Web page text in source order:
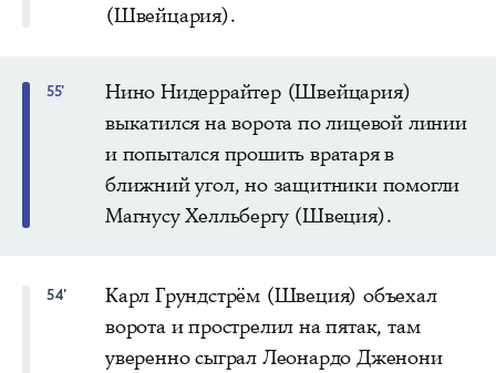
(Швейцария).
55'
Нино Нидеррайтер (Швейцария)
выкатился на ворота по лицевой линии
и попытался прошить вратаря в
ближний угол, но защитники помогли
Магнусу Хелльбергу (Швеция).
54'
Карл Грундстрём (Швеция) объехал
ворота и прострелил на пятак, там
уверенно сыграл Леонардо Дженони